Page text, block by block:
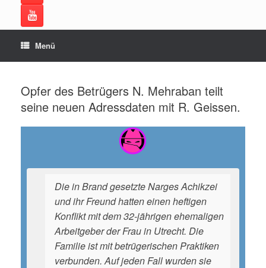
Menü
Opfer des Betrügers N. Mehraban teilt
seine neuen Adressdaten mit R. Geissen.
Die in Brand gesetzte Narges Achikzei
und ihr Freund hatten einen heftigen
Konflikt mit dem 32-jährigen ehemaligen
Arbeitgeber der Frau in Utrecht. Die
Familie ist mit betrügerischen Praktiken
verbunden. Auf jeden Fall wurden sie